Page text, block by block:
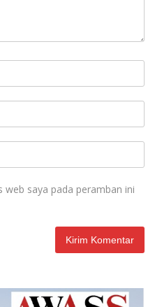
web saya pada peramban ini